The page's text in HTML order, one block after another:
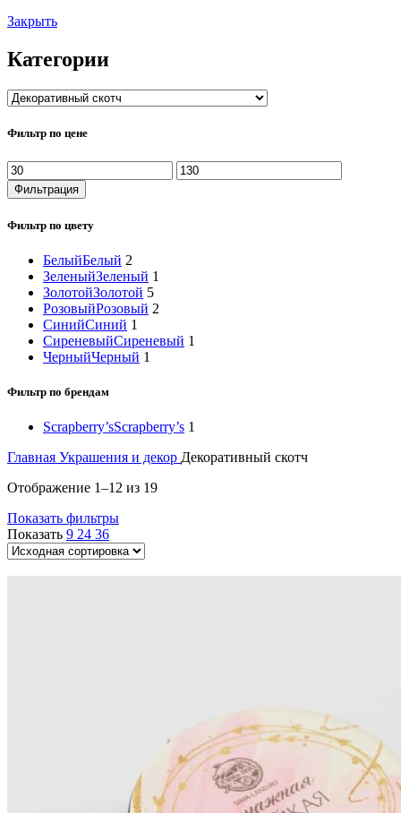
Закрыть
Категории
Фильтр по цене
Минимальная
цена
Максимальная
цена
Фильтрация
Фильтр по цвету
БелыйБелый 2
ЗеленыйЗеленый 1
ЗолотойЗолотой 5
РозовыйРозовый 2
СинийСиний 1
СиреневыйСиреневый 1
ЧерныйЧерный 1
Фильтр по брендам
Scrapberry’sScrapberry’s 1
Главная Украшения и декор Декоративный скотч
Отображение 1–12 из 19
Показать фильтры
Показать 9 24 36